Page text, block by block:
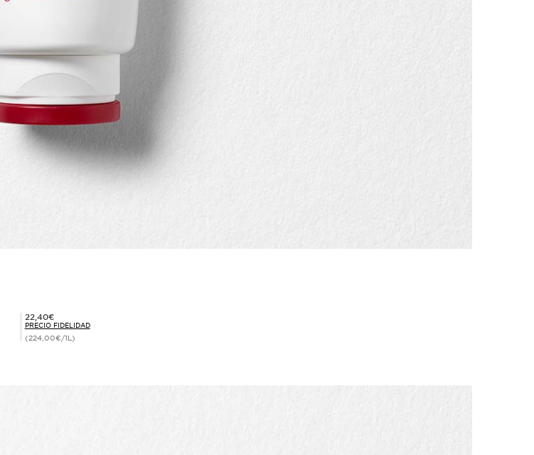
Precio Fidelidad 22,40€
22,40€
PRECIO FIDELIDAD
(224,00€/1L)